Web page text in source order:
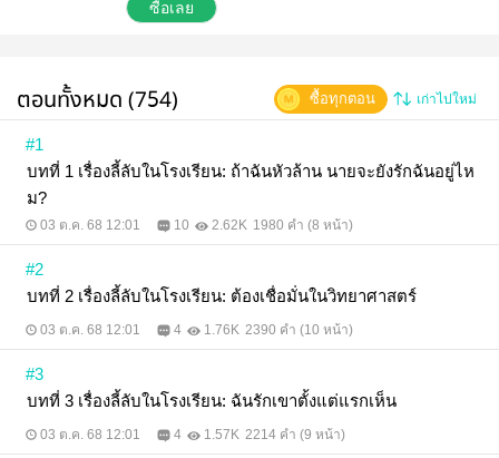
นิยายมาเยอะ เลยรู้วิธีเล่นแนวนี้ดี ถ้าหากอย่างนั้นก็แค่
ต้อง 'จีบ' พวกพระเอกที่มีอดีตรันทนใช่ไหมล่ะ?
(บทที่ 41-80)
ซื้อเลย
ตอนทั้งหมด (754) เก่าไปใหม่
ซื้อทุกตอน
#1
บทที่ 1 เรื่องลี้ลับในโรงเรียน: ถ้าฉันหัวล้าน นายจะยังรักฉันอยู่ไห
ม?
03 ต.ค. 68 12:01 10 2.62K 1980 คำ (8 หน้า)
#2
บทที่ 2 เรื่องลี้ลับในโรงเรียน: ต้องเชื่อมั่นในวิทยาศาสตร์
03 ต.ค. 68 12:01 4 1.76K 2390 คำ (10 หน้า)
#3
บทที่ 3 เรื่องลี้ลับในโรงเรียน: ฉันรักเขาตั้งแต่แรกเห็น
03 ต.ค. 68 12:01 4 1.57K 2214 คำ (9 หน้า)